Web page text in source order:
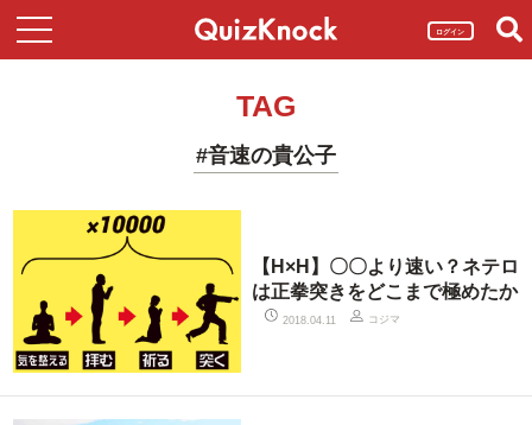
ログイン
TAG
#音速の貴公子
【H×H】〇〇より速い？ネテロ
は正拳突きをどこまで極めたか
2018.04.11 コジマ